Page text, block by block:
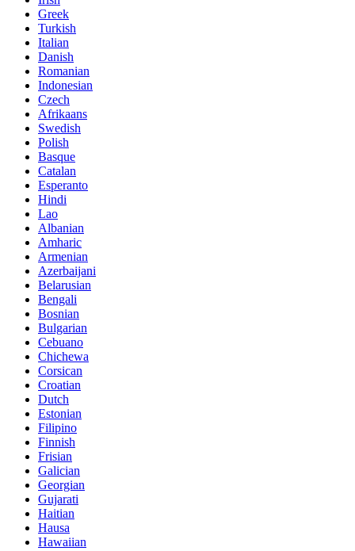
Greek
Turkish
Italian
Danish
Romanian
Indonesian
Czech
Afrikaans
Swedish
Polish
Basque
Catalan
Esperanto
Hindi
Lao
Albanian
Amharic
Armenian
Azerbaijani
Belarusian
Bengali
Bosnian
Bulgarian
Cebuano
Chichewa
Corsican
Croatian
Dutch
Estonian
Filipino
Finnish
Frisian
Galician
Georgian
Gujarati
Haitian
Hausa
Hawaiian